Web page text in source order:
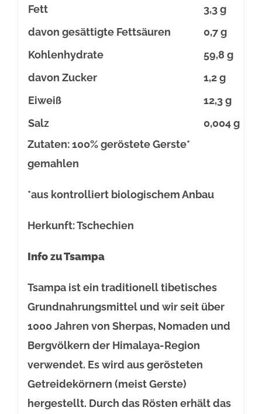
Fett
3,3 g
davon gesättigte Fettsäuren
0,7 g
Kohlenhydrate
59,8 g
davon Zucker
1,2 g
Eiweiß
12,3 g
Salz
0,004 g
Zutaten: 100% geröstete Gerste*
gemahlen
*aus kontrolliert biologischem Anbau
Herkunft: Tschechien
Info zu Tsampa
Tsampa ist ein traditionell tibetisches
Grundnahrungsmittel und wir seit über
1000 Jahren von Sherpas, Nomaden und
Bergvölkern der Himalaya-Region
verwendet. Es wird aus gerösteten
Getreidekörnern (meist Gerste)
hergestellt. Durch das Rösten erhält das